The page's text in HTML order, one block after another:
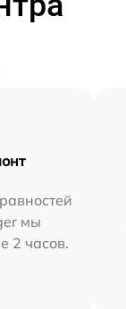
мы
2 часов.